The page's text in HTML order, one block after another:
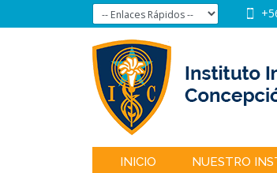
INICIO NUESTRO